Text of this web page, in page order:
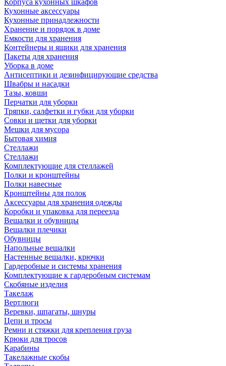
Корпуса кухонных шкафов
Кухонные аксессуары
Кухонные принадлежности
Хранение и порядок в доме
Емкости для хранения
Контейнеры и ящики для хранения
Пакеты для хранения
Уборка в доме
Антисептики и дезинфицирующие средства
Швабры и насадки
Тазы, ковши
Перчатки для уборки
Тряпки, салфетки и губки для уборки
Совки и щетки для уборки
Мешки для мусора
Бытовая химия
Стеллажи
Стеллажи
Комплектующие для стеллажей
Полки и кронштейны
Полки навесные
Кронштейны для полок
Аксессуары для хранения одежды
Коробки и упаковка для переезда
Вешалки и обувницы
Вешалки плечики
Обувницы
Напольные вешалки
Настенные вешалки, крючки
Гардеробные и системы хранения
Комплектующие к гардеробным системам
Скобяные изделия
Такелаж
Вертлюги
Веревки, шпагаты, шнуры
Цепи и тросы
Ремни и стяжки для крепления груза
Крюки для тросов
Карабины
Такелажные скобы